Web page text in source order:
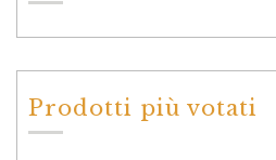
Prodotti più votati